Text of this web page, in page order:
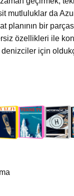
mutluluklar da
planının bir
özellikleri ile
denizciler için